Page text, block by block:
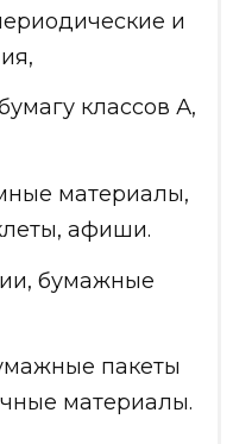
и
классов А,
материалы,
афиши.
бумажные
пакеты
материалы.